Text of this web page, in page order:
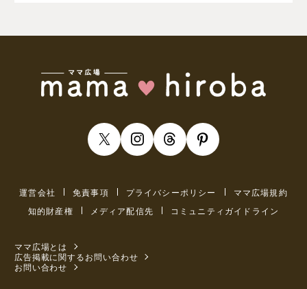
運営会社 免責事項 プライバシーポリシー
ママ広場規約
知的財産権
メディア配信先 コミュニティガイドライン
ママ広場とは
広告掲載に関するお問い合わせ
お問い合わせ